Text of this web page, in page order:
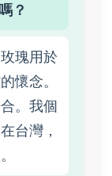
？
瑰用於
懷念。
。我個
台灣，